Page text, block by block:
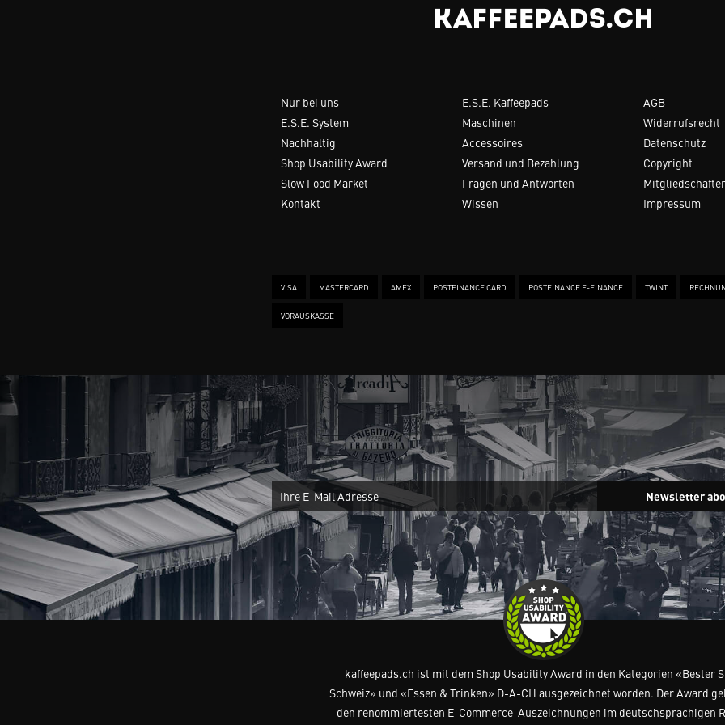
Nur bei uns
E.S.E. System
Nachhaltig
Shop Usability Award
Slow Food Market
Kontakt
E.S.E. Kaffeepads
Maschinen
Accessoires
Versand und Bezahlung
Fragen und Antworten
Wissen
AGB
Widerrufsrecht
Datenschutz
Copyright
Impressum
VISA MASTERCARD AMEX POSTFINANCE CARD POSTFINANCE E-FINANCE TWINT
VORAUSKASSE
Newsletter
kaffeepads.ch ist mit dem Shop Usability Award in den Kategorien «Bester
Schweiz» und «Essen & Trinken» D-A-CH ausgezeichnet worden. Der Award
den renommiertesten E-Commerce-Auszeichnungen im deutschsprachigen